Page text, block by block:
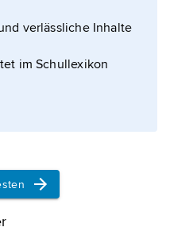
Erfolges
werden interhuman,
fremder Kulturen
verlässliche Inhalte
im Schullexikon